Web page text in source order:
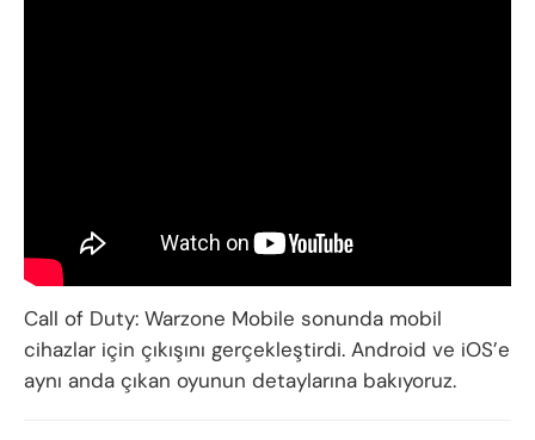
Call of Duty: Warzone Mobile sonunda mobil
cihazlar için çıkışını gerçekleştirdi. Android ve iOS’e
aynı anda çıkan oyunun detaylarına bakıyoruz.